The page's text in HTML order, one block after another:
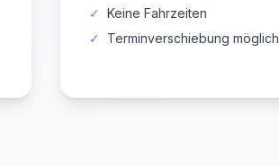
✓
Keine Fahrzeiten
✓
Terminverschiebung möglich